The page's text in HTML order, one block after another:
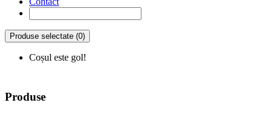
Produse selectate (0)
Coșul este gol!
Produse